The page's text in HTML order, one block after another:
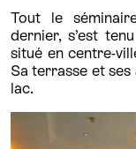
Tout le
dernier, s’est
situé en centre-
Sa terrasse et
lac.